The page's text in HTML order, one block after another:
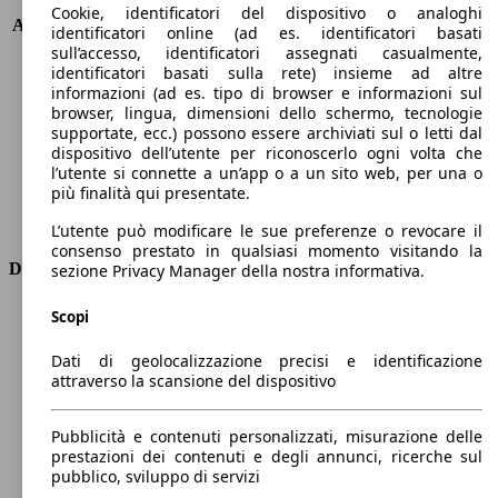
Accelerazione (0-100 km/h)
7.6s
Velocità massima (km/h)
180 km/h
Numero di marce
8
Coppia
480 nm
Cilindrata
1969 ccm
Carburante
Elettrica/Diesel
Cilindri
4
Trasmissione
Automatico
Tipo di trazione
Integrale
Dimensioni
Lunghezza
Larghezza
1920 mm
Passo
2980 mm
Peso massimo
2840 kg
Carico massimo
-
Porte
5
Sedili
7
Cookie, identificatori del dispositivo o analoghi
identificatori online (ad es. identificatori basati
sull’accesso, identificatori assegnati casualmente,
identificatori basati sulla rete) insieme ad altre
informazioni (ad es. tipo di browser e informazioni sul
browser, lingua, dimensioni dello schermo, tecnologie
supportate, ecc.) possono essere archiviati sul o letti dal
dispositivo dell’utente per riconoscerlo ogni volta che
l’utente si connette a un’app o a un sito web, per una o
più finalità qui presentate.
L’utente può modificare le sue preferenze o revocare il
consenso prestato in qualsiasi momento visitando la
sezione Privacy Manager della nostra informativa.
Scopi
Dati di geolocalizzazione precisi e identificazione
attraverso la scansione del dispositivo
Pubblicità e contenuti personalizzati, misurazione delle
prestazioni dei contenuti e degli annunci, ricerche sul
pubblico, sviluppo di servizi